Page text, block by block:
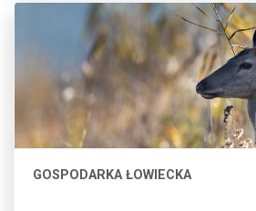
GOSPODARKA ŁOWIECKA